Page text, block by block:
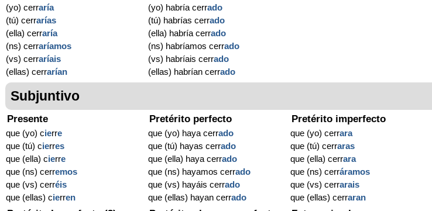
(yo) cerraría
(tú) cerrarías
(ella) cerraría
(ns) cerraríamos
(vs) cerraríais
(ellas) cerrarían
(yo) habría cerrado
(tú) habrías cerrado
(ella) habría cerrado
(ns) habríamos cerrado
(vs) habríais cerrado
(ellas) habrían cerrado
Subjuntivo
Presente
que (yo) cierre
que (tú) cierres
que (ella) cierre
que (ns) cerremos
que (vs) cerréis
que (ellas) cierren
Pretérito perfecto
que (yo) haya cerrado
que (tú) hayas cerrado
que (ella) haya cerrado
que (ns) hayamos cerrado
que (vs) hayáis cerrado
que (ellas) hayan cerrado
Pretérito imperfecto
que (yo) cerrara
que (tú) cerraras
que (ella) cerrara
que (ns) cerráramos
que (vs) cerrarais
que (ellas) cerraran